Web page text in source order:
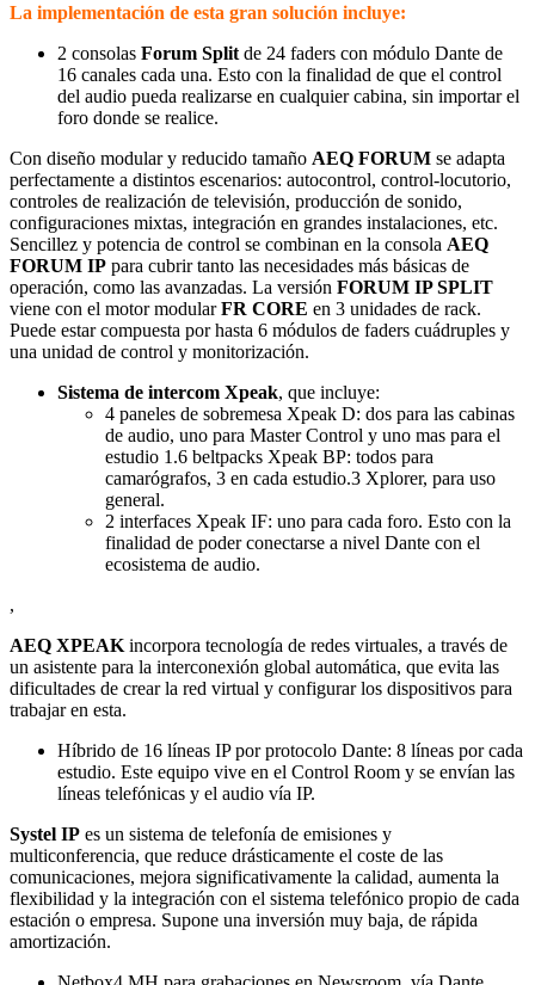
La implementación de esta gran solución incluye:
2 consolas Forum Split de 24 faders con módulo Dante de
16 canales cada una. Esto con la finalidad de que el control
del audio pueda realizarse en cualquier cabina, sin importar el
foro donde se realice.
Con diseño modular y reducido tamaño AEQ FORUM se adapta
perfectamente a distintos escenarios: autocontrol, control-locutorio,
controles de realización de televisión, producción de sonido,
configuraciones mixtas, integración en grandes instalaciones, etc.
Sencillez y potencia de control se combinan en la consola AEQ
FORUM IP para cubrir tanto las necesidades más básicas de
operación, como las avanzadas. La versión FORUM IP SPLIT
viene con el motor modularFR CORE en 3 unidades de rack.
Puede estar compuesta por hasta 6 módulos de faders cuádruples y
una unidad de control y monitorización.
Sistema de intercom Xpeak, que incluye:
4 paneles de sobremesa Xpeak D: dos para las cabinas
de audio, uno para Master Control y uno mas para el
estudio 1.6 beltpacks Xpeak BP: todos para
camarógrafos, 3 en cada estudio.3 Xplorer, para uso
general.
2 interfaces Xpeak IF: uno para cada foro. Esto con la
finalidad de poder conectarse a nivel Dante con el
ecosistema de audio.
,
AEQ XPEAK incorpora tecnología de redes virtuales, a través de
un asistente para la interconexión global automática, que evita las
dificultades de crear la red virtual y configurar los dispositivos para
trabajar en esta.
Híbrido de 16 líneas IP por protocolo Dante: 8 líneas por cada
estudio. Este equipo vive en el Control Room y se envían las
líneas telefónicas y el audio vía IP.
Systel IP es un sistema de telefonía de emisiones y
multiconferencia, que reduce drásticamente el coste de las
comunicaciones, mejora significativamente la calidad, aumenta la
flexibilidad y la integración con el sistema telefónico propio de cada
estación o empresa. Supone una inversión muy baja, de rápida
amortización.